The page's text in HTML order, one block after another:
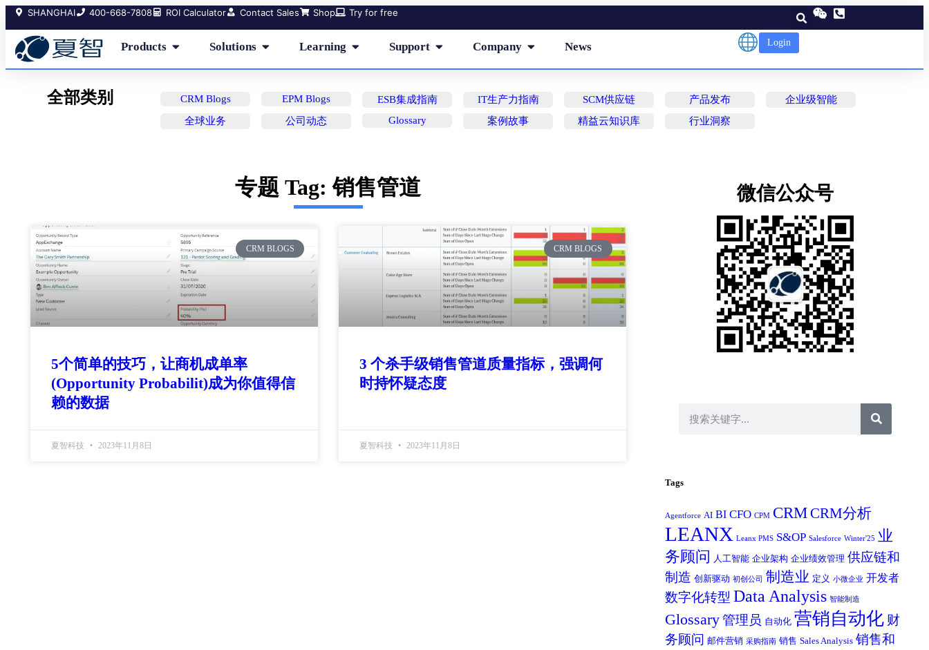
SHANGHAI 400-668-7808 ROI Calculator Contact Sales Shop Try for free
Products Solutions Learning Support Company News Login
全部类别 CRM Blogs EPM Blogs ESB集成指南 IT生产力指南 SCM供应链 产品发布
企业级智能
全球业务
公司动态 Glossary 案例故事 精益云知识库 行业洞察
专题 Tag: 销售管道
CRM BLOGS
5个简单的技巧，让商机成单率
(Opportunity Probabilit)成为你值得信
赖的数据
夏智科技 2023年11月8日
CRM BLOGS
3 个杀手级销售管道质量指标，强调何
时持怀疑态度
夏智科技 2023年11月8日
微信公众号
Tags
Agentforce AI BI CFO CPM CRMCRM分析
LEANX Leanx PMS S&OP Salesforce Winter'25 业
务顾问 人工智能 企业架构 企业绩效管理 供应链和
制造 创新驱动 初创公司 制造业 定义 小微企业 开发者
数字化转型 Data Analysis 智能制造
Glossary 管理员 自动化 营销自动化 财
务顾问 邮件营销 采购指南 销售 Sales Analysis 销售和